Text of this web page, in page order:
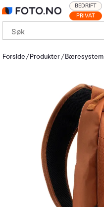
PRIVAT
BEDRIFT
Forside Produkter Bæresystem